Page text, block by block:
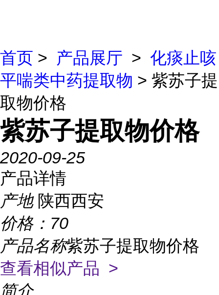
首页 > 产品展厅 > 化痰止咳
平喘类中药提取物 > 紫苏子提
取物价格
紫苏子提取物价格
2020-09-25
产品详情
产地 陕西西安
价格： 70
产品名称紫苏子提取物价格
查看相似产品 >
简介